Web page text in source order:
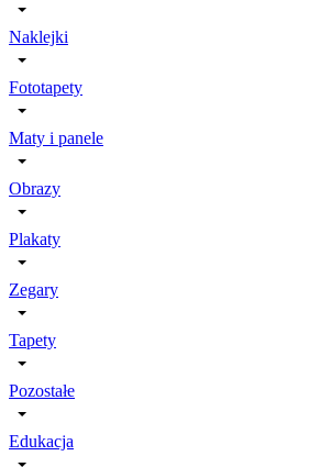
Naklejki
Fototapety
Maty i panele
Obrazy
Plakaty
Zegary
Tapety
Pozostałe
Edukacja